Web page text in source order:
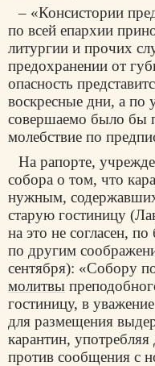
– «Консистории
по всей епархии
литургии и прочих
предохранении от
опасность
воскресные дни, а по
совершаемо было бы
молебствие по
На рапорте,
собора о том, что
нужным,
старую гостиницу
на это не согласен,
по другим
сентября): «Собору
молитвы
гостиницу, в
для размещения
карантин,
против сообщения с